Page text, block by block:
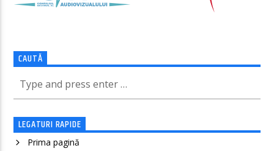
CAUTĂ
LEGATURI RAPIDE
Prima pagină